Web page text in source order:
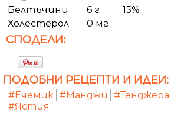
Белтъчини
6 г
15%
Холестерол
0 мг
СПОДЕЛИ:
ПОДОБНИ РЕЦЕПТИ И ИДЕИ:
#Ечемик #Манджи
#Тенджера
#Ястия